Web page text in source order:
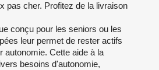
pas cher. Profitez de la livraison
conçu pour les seniors ou les
leur permet de rester actifs
autonomie. Cette aide à la
besoins d'autonomie,